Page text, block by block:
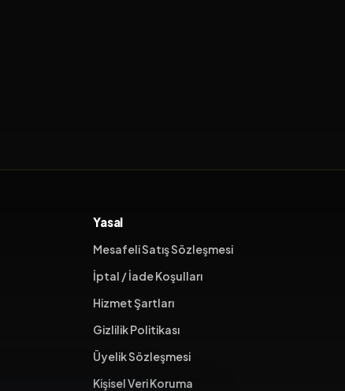
Yasal
Mesafeli Satış Sözleşmesi
İptal / İade Koşulları
Hizmet Şartları
Gizlilik Politikası
Üyelik Sözleşmesi
Kişisel Veri Koruma